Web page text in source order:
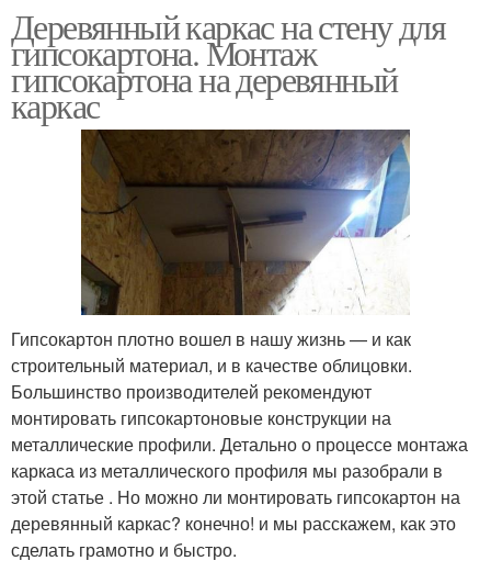
Деревянный каркас на стену для
гипсокартона. Монтаж
гипсокартона на деревянный
каркас
Гипсокартон плотно вошел в нашу жизнь — и как
строительный материал, и в качестве облицовки.
Большинство производителей рекомендуют
монтировать гипсокартоновые конструкции на
металлические профили. Детально о процессе монтажа
каркаса из металлического профиля мы разобрали в
этой статье . Но можно ли монтировать гипсокартон на
деревянный каркас? конечно! и мы расскажем, как это
сделать грамотно и быстро.